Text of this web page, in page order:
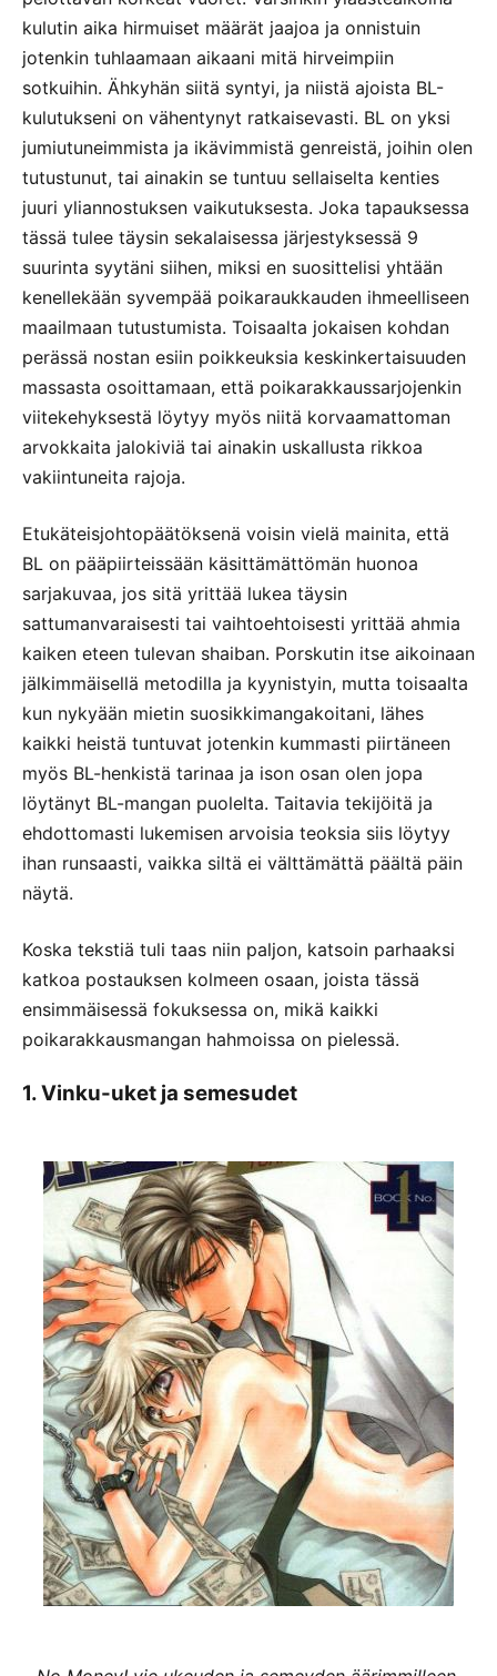
kulutin aika hirmuiset määrät jaajoa ja onnistuin
jotenkin tuhlaamaan aikaani mitä hirveimpiin
sotkuihin. Ähkyhän siitä syntyi, ja niistä ajoista BL-
kulutukseni on vähentynyt ratkaisevasti. BL on yksi
jumiutuneimmista ja ikävimmistä genreistä, joihin olen
tutustunut, tai ainakin se tuntuu sellaiselta kenties
juuri yliannostuksen vaikutuksesta. Joka tapauksessa
tässä tulee täysin sekalaisessa järjestyksessä 9
suurinta syytäni siihen, miksi en suosittelisi yhtään
kenellekään syvempää poikaraukkauden ihmeelliseen
maailmaan tutustumista. Toisaalta jokaisen kohdan
perässä nostan esiin poikkeuksia keskinkertaisuuden
massasta osoittamaan, että poikarakkaussarjojenkin
viitekehyksestä löytyy myös niitä korvaamattoman
arvokkaita jalokiviä tai ainakin uskallusta rikkoa
vakiintuneita rajoja.
Etukäteisjohtopäätöksenä voisin vielä mainita, että
BL on pääpiirteissään käsittämättömän huonoa
sarjakuvaa, jos sitä yrittää lukea täysin
sattumanvaraisesti tai vaihtoehtoisesti yrittää ahmia
kaiken eteen tulevan shaiban. Porskutin itse aikoinaan
jälkimmäisellä metodilla ja kyynistyin, mutta toisaalta
kun nykyään mietin suosikkimangakoitani, lähes
kaikki heistä tuntuvat jotenkin kummasti piirtäneen
myös BL-henkistä tarinaa ja ison osan olen jopa
löytänyt BL-mangan puolelta. Taitavia tekijöitä ja
ehdottomasti lukemisen arvoisia teoksia siis löytyy
ihan runsaasti, vaikka siltä ei välttämättä päältä päin
näytä.
Koska tekstiä tuli taas niin paljon, katsoin parhaaksi
katkoa postauksen kolmeen osaan, joista tässä
ensimmäisessä fokuksessa on, mikä kaikki
poikarakkausmangan hahmoissa on pielessä.
1. Vinku-uket ja semesudet